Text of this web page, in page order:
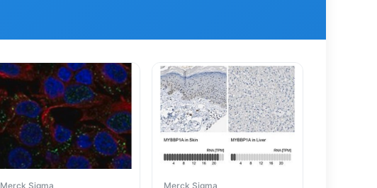
Merck Sigma Merck Sigma